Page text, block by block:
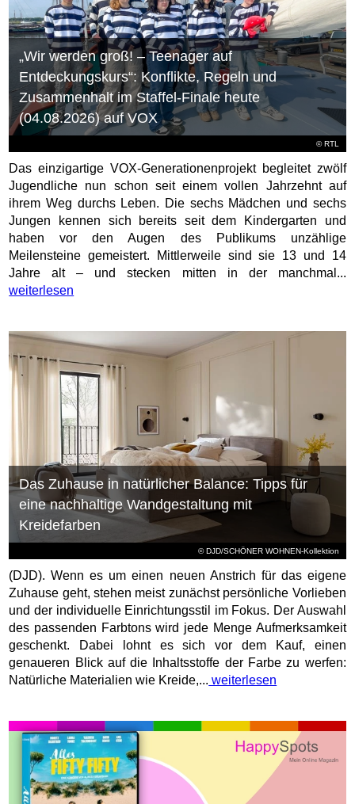
©RTL
„Wir werden groß! – Teenager auf
Entdeckungskurs“: Konflikte, Regeln und
Zusammenhalt im Staffel-Finale heute
(04.08.2026) auf VOX
Das einzigartige VOX-Generationenprojekt begleitet zwölf
Jugendliche nun schon seit einem vollen Jahrzehnt auf
ihrem Weg durchs Leben. Die sechs Mädchen und sechs
Jungen kennen sich bereits seit dem Kindergarten und
haben vor den Augen des Publikums unzählige
Meilensteine gemeistert. Mittlerweile sind sie 13 und 14
Jahre alt – und stecken mitten in der manchmal...
weiterlesen
© DJD/SCHÖNER WOHNEN-Kollektion
Das Zuhause in natürlicher Balance: Tipps für
eine nachhaltige Wandgestaltung mit
Kreidefarben
(DJD). Wenn es um einen neuen Anstrich für das eigene
Zuhause geht, stehen meist zunächst persönliche Vorlieben
und der individuelle Einrichtungsstil im Fokus. Der Auswahl
des passenden Farbtons wird jede Menge Aufmerksamkeit
geschenkt. Dabei lohnt es sich vor dem Kauf, einen
genaueren Blick auf die Inhaltsstoffe der Farbe zu werfen:
Natürliche Materialien wie Kreide,... weiterlesen